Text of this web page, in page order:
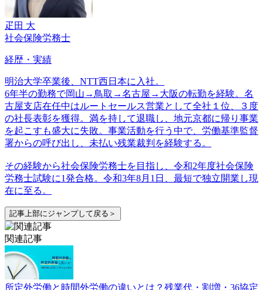
疋田 大
社会保険労務士
経歴・実績
明治大学卒業後、NTT西日本に入社。
6年半の勤務で岡山→鳥取→名古屋→大阪の転勤を経験。名
古屋支店在任中はルートセールス営業として全社１位、３度
の社長表彰を獲得。満を持して退職し、地元京都に帰り事業
を起こすも盛大に失敗。事業活動を行う中で、労働基準監督
署からの呼び出し、未払い残業裁判を経験する。
その経験から社会保険労務士を目指し、令和2年度社会保険
労務士試験に1発合格。令和3年8月1日、最短で独立開業し現
在に至る。
記事上部にジャンプして戻る＞
関連記事
所定外労働と時間外労働の違いとは？残業代・割増・36協定